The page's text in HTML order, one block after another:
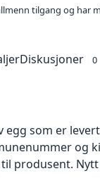
tilgang og har
Diskusjoner 0
egg som er
og
produsent.